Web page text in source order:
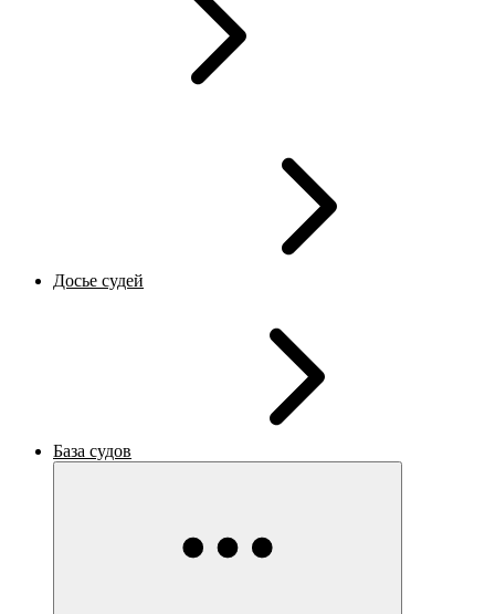
Досье судей
База судов